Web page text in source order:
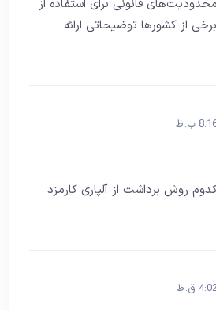
محدودیت‌های قانونی برای استفاده از
از کشورها توضیحاتی ارائه
روش برداشت از آلپاری کارمزد